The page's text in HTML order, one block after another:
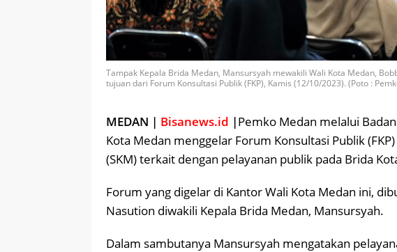
Tampak Kepala Brida Medan, Mansursyah mewakili Wali Kota Medan,
tujuan dari Forum Konsultasi Publik (FKP), Kamis (12/10/2023). (Poto :
MEDAN | Bisanews.id |Pemko Medan melalui
Kota Medan menggelar Forum Konsultasi Publik
(SKM) terkait dengan pelayanan publik pada Brida
Forum yang digelar di Kantor Wali Kota Medan ini,
Nasution diwakili Kepala Brida Medan, Mansursyah.
Dalam sambutanya Mansursyah mengatakan